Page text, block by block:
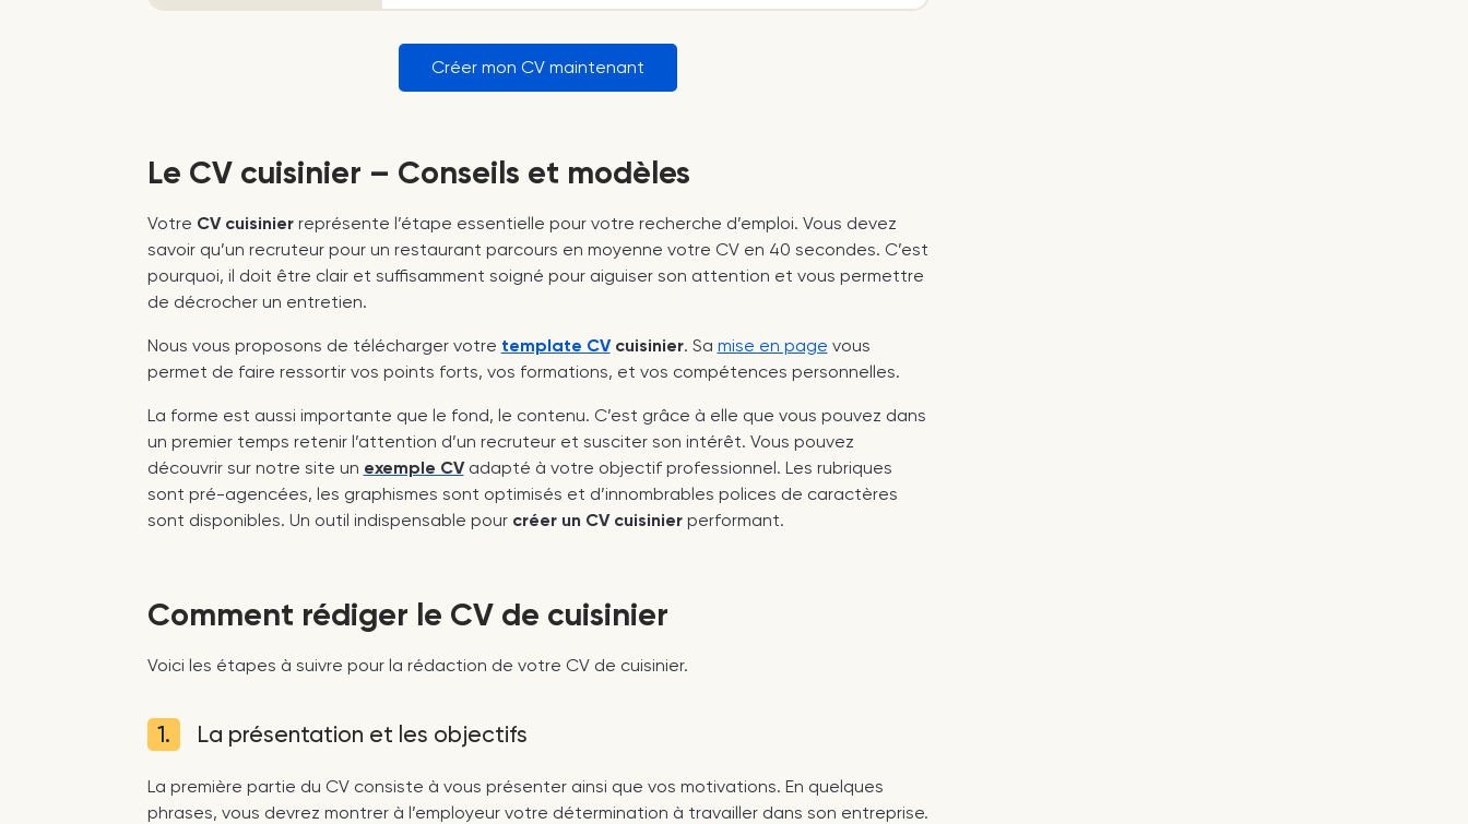
Créer mon CV maintenant
Le CV cuisinier – Conseils et modèles
Votre CV cuisinierreprésente l’étape essentielle pour votre recherche d’emploi. Vous devez
savoir qu’un recruteur pour un restaurant parcours en moyenne votre CV en 40 secondes. C’est
pourquoi, il doit être clair et suffisamment soigné pour aiguiser son attention et vous permettre
de décrocher un entretien.
Nous vous proposons de télécharger votre template CVcuisinier. Sa mise en page vous
permet de faire ressortir vos points forts, vos formations, et vos compétences personnelles.
La forme est aussi importante que le fond, le contenu. C’est grâce à elle que vous pouvez dans
un premier temps retenir l’attention d’un recruteur et susciter son intérêt. Vous pouvez
découvrir sur notre site un exemple CVadapté à votre objectif professionnel. Les rubriques
sont pré-agencées, les graphismes sont optimisés et d’innombrables polices de caractères
sont disponibles. Un outil indispensable pour créer un CV cuisinierperformant.
Comment rédiger le CV de cuisinier
Voici les étapes à suivre pour la rédaction de votre CV de cuisinier.
1. La présentation et les objectifs
La première partie du CV consiste à vous présenter ainsi que vos motivations. En quelques
phrases, vous devrez montrer à l’employeur votre détermination à travailler dans son entreprise.